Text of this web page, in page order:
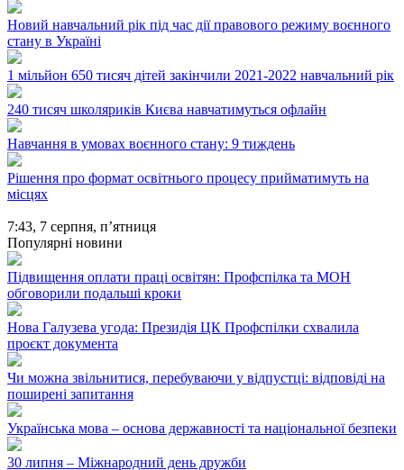
Новий навчальний рік під час дії правового режиму воєнного
стану в Україні
1 мільйон 650 тисяч дітей закінчили 2021-2022 навчальний рік
240 тисяч школяриків Києва навчатимуться офлайн
Навчання в умовах воєнного стану: 9 тиждень
Рішення про формат освітнього процесу прийматимуть на
місцях
7:43, 7 серпня, п’ятниця
Популярні новини
Підвищення оплати праці освітян: Профспілка та МОН
обговорили подальші кроки
Нова Галузева угода: Президія ЦК Профспілки схвалила
проєкт документа
Чи можна звільнитися, перебуваючи у відпустці: відповіді на
поширені запитання
Українська мова – основа державності та національної безпеки
30 липня – Міжнародний день дружби